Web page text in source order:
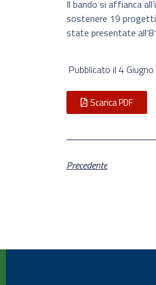
Il bando si affianca
sostenere 19
state presentate
Pubblicato il 4
Scarica PDF
Precedente